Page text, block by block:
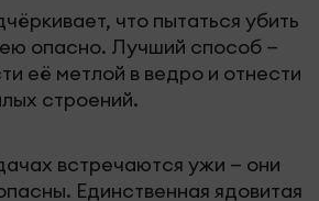
что пытаться убить
опасно. Лучший способ —
её метлой в ведро и отнести
строений.
встречаются ужи — они
Единственная ядовитая